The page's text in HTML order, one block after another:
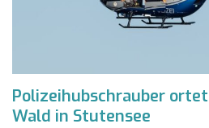
Polizeihubschrauber
Wald in Stutensee